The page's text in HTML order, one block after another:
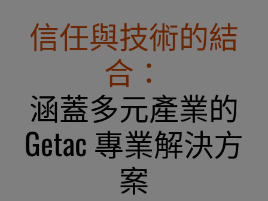
信任與技術的結
合：
涵蓋多元產業的
Getac 專業解決方
案